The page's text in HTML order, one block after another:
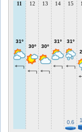
11
31º
12
30º
13
30º
14
31º
15
31º
0.6